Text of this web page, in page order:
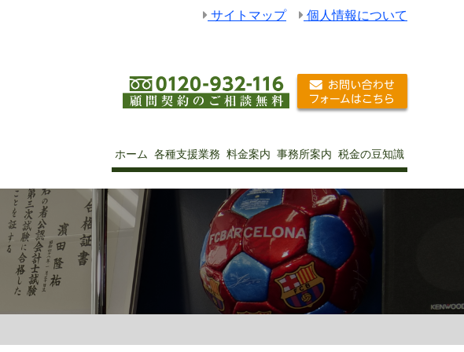
サイトマップ 個人情報について
ホーム 各種支援業務 料金案内 事務所案内 税金の豆知識